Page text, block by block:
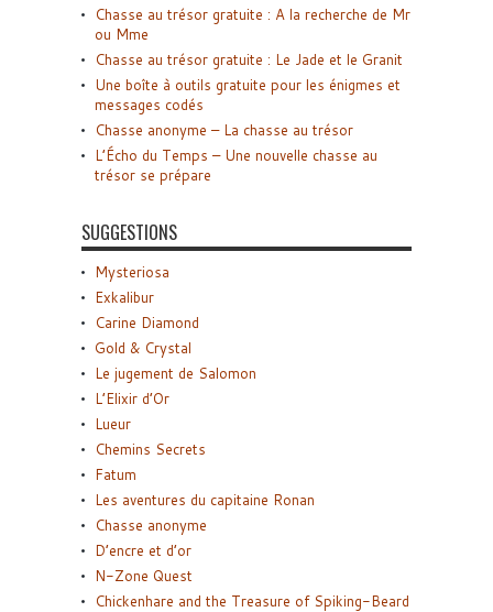
Chasse au trésor gratuite : A la recherche de Mr
ou Mme
Chasse au trésor gratuite : Le Jade et le Granit
Une boîte à outils gratuite pour les énigmes et
messages codés
Chasse anonyme – La chasse au trésor
L’Écho du Temps – Une nouvelle chasse au
trésor se prépare
SUGGESTIONS
Mysteriosa
Exkalibur
Carine Diamond
Gold & Crystal
Le jugement de Salomon
L’Elixir d’Or
Lueur
Chemins Secrets
Fatum
Les aventures du capitaine Ronan
Chasse anonyme
D’encre et d’or
N-Zone Quest
Chickenhare and the Treasure of Spiking-Beard